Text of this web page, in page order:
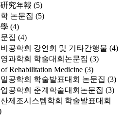
究年報 (5)
논문집 (5)
(4)
집 (4)
공학회 강연회 및 기타간행물 (4)
과학회 학술대회논문집 (3)
Rehabilitation Medicine (3)
공학회 학술발표대회 논문집 (3)
공학회 춘계학술대회논문집 (3)
제조시스템학회 학술발표대회